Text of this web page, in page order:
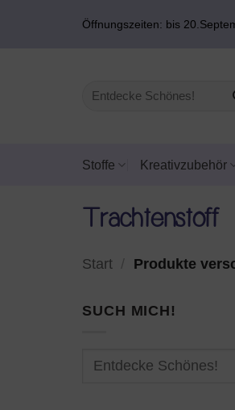
Öffnungszeiten: bis
Suchen
Stoffe Kreativzubehör
Trachtenstoff
Start Produkte
SUCH MICH!
Suchen